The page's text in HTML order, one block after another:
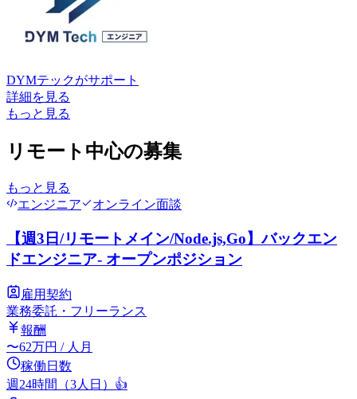
DYMテックがサポート
詳細を見る
もっと見る
リモート中心の募集
もっと見る
エンジニア
オンライン面談
【週3日/リモートメイン/Node.js,Go】バックエン
ドエンジニア- オープンポジション
雇用契約
業務委託・フリーランス
報酬
〜62万円 / 人月
稼働日数
週24時間（3人日） 👍